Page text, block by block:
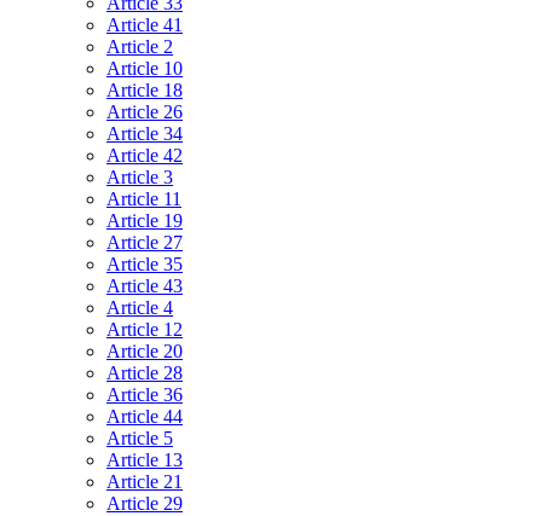
Article 41
Article 2
Article 10
Article 18
Article 26
Article 34
Article 42
Article 3
Article 11
Article 19
Article 27
Article 35
Article 43
Article 4
Article 12
Article 20
Article 28
Article 36
Article 44
Article 5
Article 13
Article 21
Article 29